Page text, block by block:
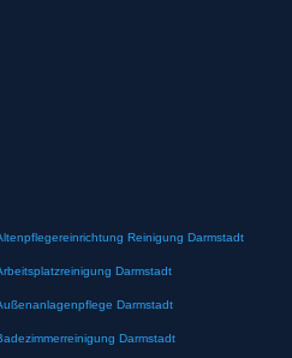
Reinigung Darmstadt
Darmstadt
Darmstadt
Darmstadt